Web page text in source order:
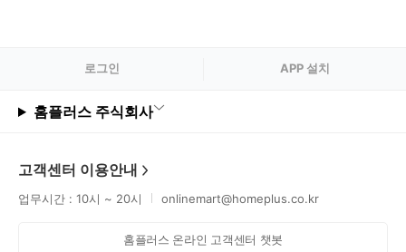
로그인 APP 설치
홈플러스 주식회사
고객센터 이용안내
업무시간 : 10시 ~ 20시 onlinemart@homeplus.co.kr
홈플러스 온라인 고객센터 챗봇